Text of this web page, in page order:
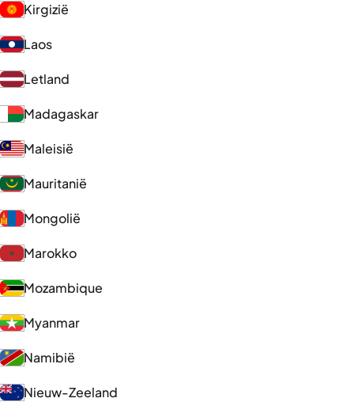
Kirgizië
Laos
Letland
Madagaskar
Maleisië
Mauritanië
Mongolië
Marokko
Mozambique
Myanmar
Namibië
Nieuw-Zeeland